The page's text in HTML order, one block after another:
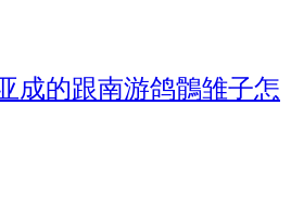
成的跟南游鸽鶻雏子怎